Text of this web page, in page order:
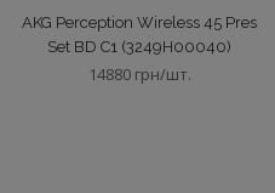
AKG Perception Wireless 45 Pres
Set BD C1 (3249H00040)
14880 грн/шт.